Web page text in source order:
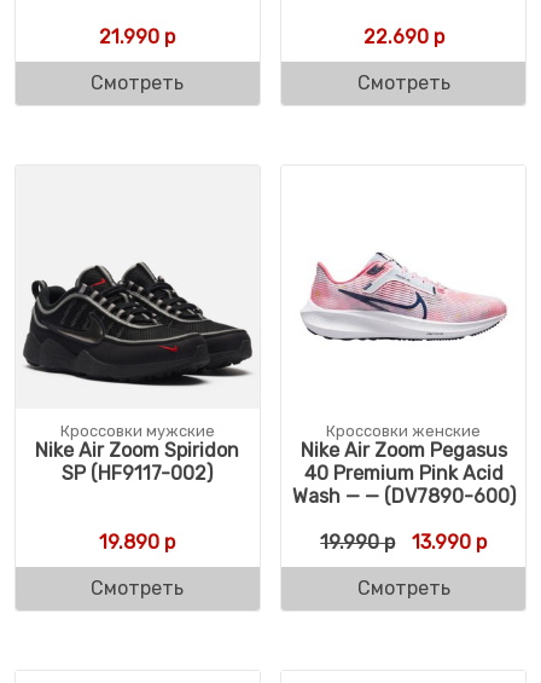
21.990 р
Смотреть
22.690р
Смотреть
Кроссовки мужские
Nike Air Zoom Spiridon
SP (HF9117-002)
19.890 р
Смотреть
Кроссовки женские
Nike Air Zoom Pegasus
40 Premium Pink Acid
Wash — — (DV7890-600)
19.990р 13.990 р
Смотреть